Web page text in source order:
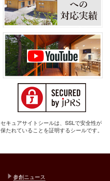
セキュアサイトシールは、SSLで安全性が
保たれていることを証明するシールです。
参創ニュース